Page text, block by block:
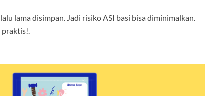
lama disimpan. Jadi risiko ASI basi bisa diminimalkan.
praktis!.